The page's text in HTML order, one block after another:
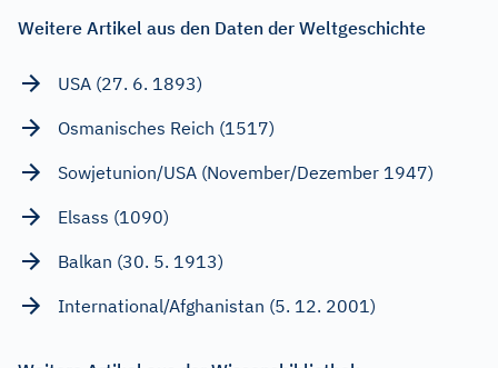
Weitere Artikel aus den Daten der Weltgeschichte
USA (27. 6. 1893)
Osmanisches Reich (1517)
Sowjetunion/USA (November/Dezember 1947)
Elsass (1090)
Balkan (30. 5. 1913)
International/Afghanistan (5. 12. 2001)